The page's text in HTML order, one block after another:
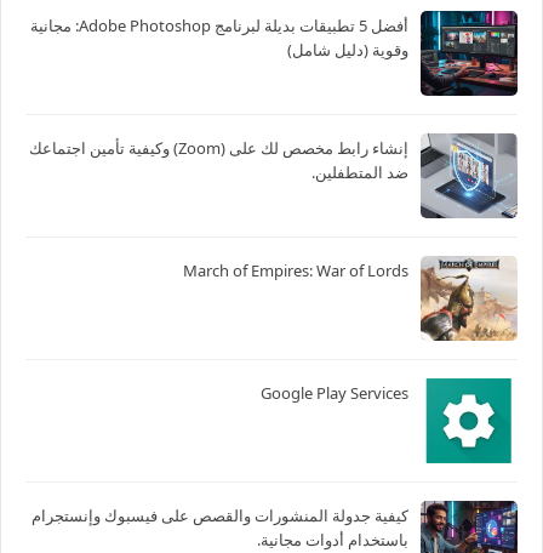
أفضل 5 تطبيقات بديلة لبرنامج Adobe Photoshop: مجانية
وقوية (دليل شامل)
إنشاء رابط مخصص لك على (Zoom) وكيفية تأمين اجتماعك
ضد المتطفلين.
March of Empires: War of Lords
Google Play Services
كيفية جدولة المنشورات والقصص على فيسبوك وإنستجرام
باستخدام أدوات مجانية.